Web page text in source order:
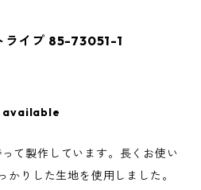
ライプ 85-73051-1
て製作しています。長くお使い
かりした生地を使用しました。